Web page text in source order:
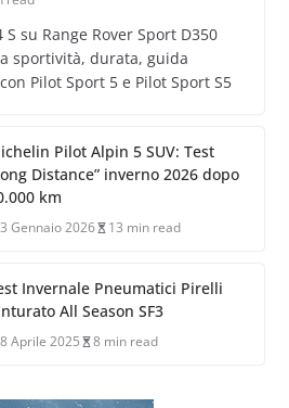
su Range Rover Sport D350
sportività, durata, guida
Pilot Sport 5 e Pilot Sport S5
Pilot Alpin 5 SUV: Test
Distance” inverno 2026 dopo
km
3 Gennaio 2026 13 min read
Invernale Pneumatici Pirelli
All Season SF3
8 Aprile 2025 8 min read